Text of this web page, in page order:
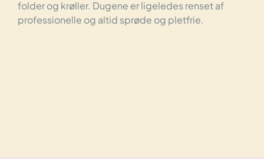
folder og krøller. Dugene er ligeledes renset af
professionelle og altid sprøde og pletfrie.